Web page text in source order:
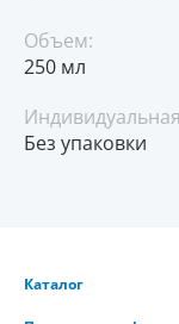
Объем:
250 мл
Без упаковки
Каталог